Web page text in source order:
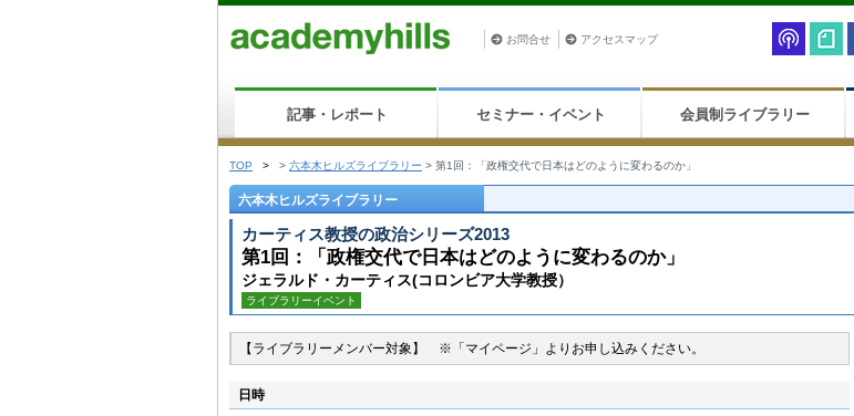
お問合せ アクセスマップ
記事・レポート セミナー・イベント 会員制ライブラリー
TOP > > 六本木ヒルズライブラリー > 第1回：「政権交代で日本はどのように変わるのか」
六本木ヒルズライブラリー
カーティス教授の政治シリーズ2013
第1回：「政権交代で日本はどのように変わるのか」
ジェラルド・カーティス(コロンビア大学教授）
ライブラリーイベント
【ライブラリーメンバー対象】 ※「マイページ」よりお申し込みください。
日時